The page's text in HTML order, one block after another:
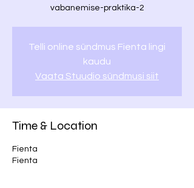
vabanemise-praktika-2
Telli online sündmus Fienta lingi
kaudu
Vaata Stuudio sündmusi siit
Time & Location
Fienta
Fienta